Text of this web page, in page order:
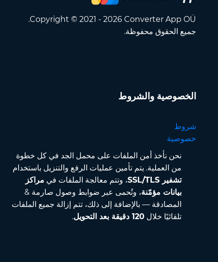
Copyright © 2021 - 2026 Converter App OÜ.
جميع الحقوق محفوظة.
الخصوصية والشروط
شروط
خصوصية
نحن نأخذ أمن الملفات على محمل الجد في كل خطوة
من العملية. يتم تأمين عمليات الرفع والتنزيل باستخدام
تشفير SSL/TLS
، وتتم معالجة الملفات في مراكز
بيانات مؤمّنة، وتُحمى عبر ضوابط وصول صارمة &
المصادقة — بالإضافة إلى ذلك، تتم إزالة جميع الملفات
تلقائيًا خلال 120 دقيقة بعد التحويل .